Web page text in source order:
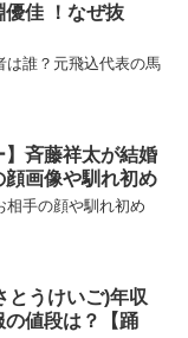
優佳 ！なぜ抜
は誰？元飛込代表の馬
】斉藤祥太が結婚
顔画像や馴れ初め
相手の顔や馴れ初め
とうけいご)年収
値段は？【踊